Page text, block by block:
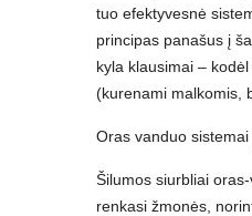
tuo efektyvesnė
principas panašus į
kyla klausimai –
(kurenami malkomis,
Oras vanduo
Šilumos siurbliai
renkasi žmonės,